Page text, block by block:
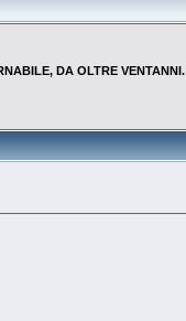
DA OLTRE VENTANNI.